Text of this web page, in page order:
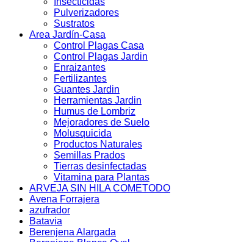
Pulverizadores
Sustratos
Area Jardín-Casa
Control Plagas Casa
Control Plagas Jardin
Enraizantes
Fertilizantes
Guantes Jardin
Herramientas Jardin
Humus de Lombriz
Mejoradores de Suelo
Molusquicida
Productos Naturales
Semillas Prados
Tierras desinfectadas
Vitamina para Plantas
ARVEJA SIN HILA COMETODO
Avena Forrajera
azufrador
Batavia
Berenjena Alargada